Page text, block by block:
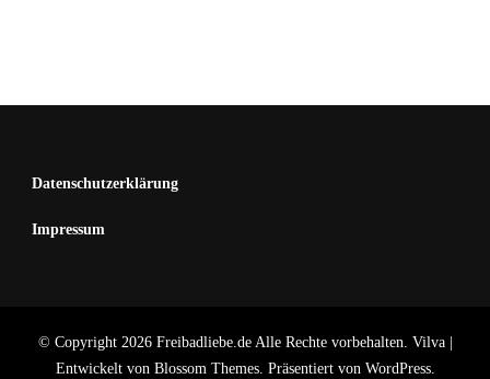
Datenschutzerklärung
Impressum
© Copyright 2026 Freibadliebe.de Alle Rechte vorbehalten. Vilva |
Entwickelt von Blossom Themes. Präsentiert von WordPress.